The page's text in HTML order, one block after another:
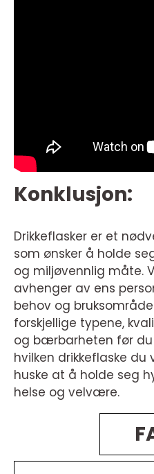
Konklusjon:
Drikkeflasker er et
som ønsker å holde
og miljøvennlig måte.
avhenger av ens
behov og
forskjellige typene,
og bærbarheten før
hvilken drikkeflaske du
huske at å holde seg
helse og velvære.